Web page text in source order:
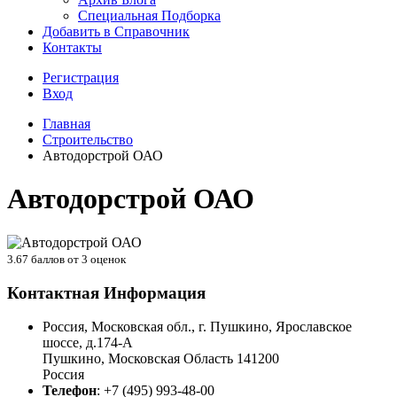
Специальная Подборка
Добавить в Справочник
Контакты
Регистрация
Вход
Главная
Строительство
Автодорстрой ОАО
Автодорстрой ОАО
3.67 баллов от 3 оценок
Контактная Информация
Россия, Московская обл., г. Пушкино, Ярославское
шоссе, д.174-А
Пушкино, Московская Область 141200
Россия
Телефон: +7 (495) 993-48-00